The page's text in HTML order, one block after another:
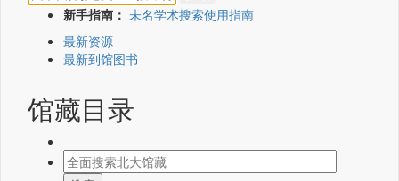
新手指南： 未名学术搜索使用指南
最新资源
最新到馆图书
馆藏目录